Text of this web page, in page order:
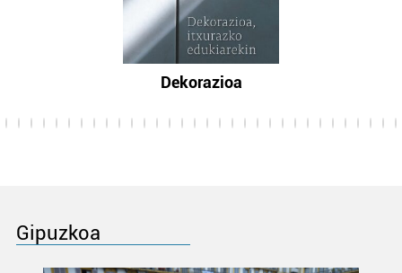
Dekorazioa
Gipuzkoa